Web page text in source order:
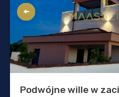
Podwójne wille w